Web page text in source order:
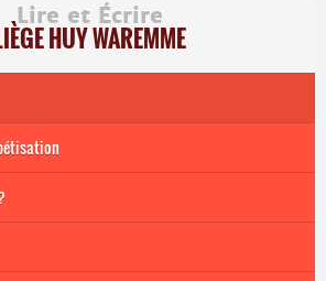
Lire et Écrire
HUY WAREMME
2026-2027